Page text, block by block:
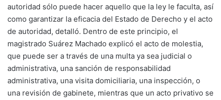
autoridad sólo puede hacer aquello que la ley le faculta, así
como garantizar la eficacia del Estado de Derecho y el acto
de autoridad, detalló. Dentro de este principio, el
magistrado Suárez Machado explicó el acto de molestia,
que puede ser a través de una multa ya sea judicial o
administrativa, una sanción de responsabilidad
administrativa, una visita domiciliaria, una inspección, o
una revisión de gabinete, mientras que un acto privativo se